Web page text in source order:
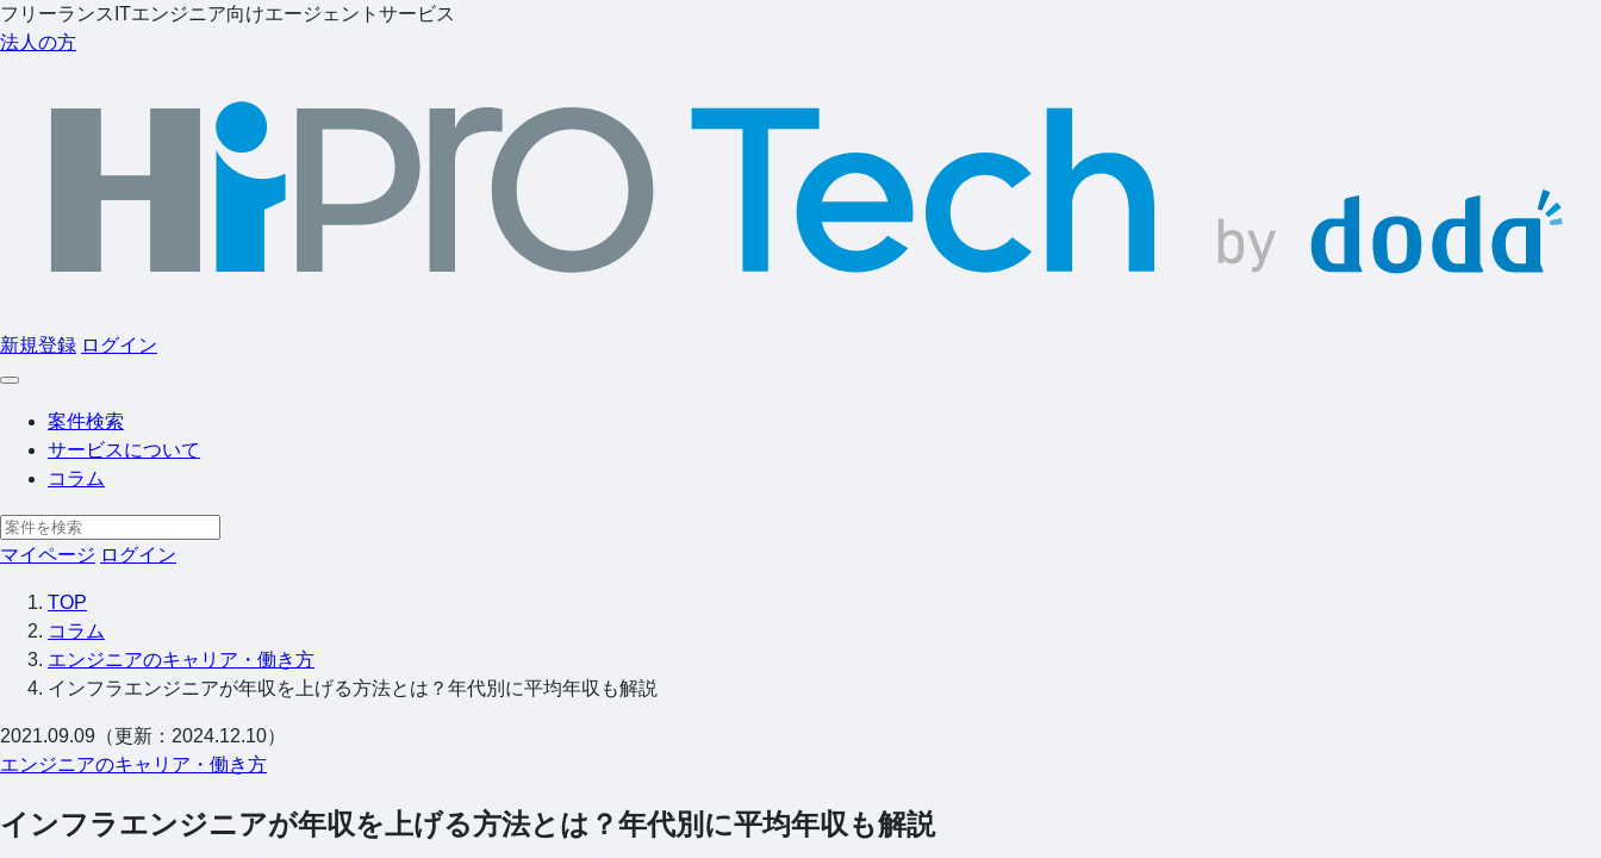
フリーランスITエンジニア向けエージェントサービス
法人の方
新規登録 ログイン
案件検索
サービスについて
コラム
マイページ ログイン
TOP
コラム
エンジニアのキャリア・働き方
インフラエンジニアが年収を上げる方法とは？年代別に平均年収も解説
2021.09.09（更新：2024.12.10）
エンジニアのキャリア・働き方
インフラエンジニアが年収を上げる方法とは？年代別に平均年収も解説